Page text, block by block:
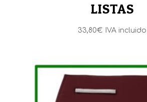
LISTAS
33,80€ IVA incluido